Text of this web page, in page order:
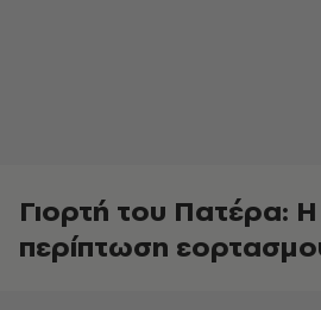
Γιορτή του Πατέρα:
περίπτωση